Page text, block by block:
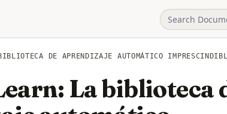
DE APRENDIZAJE AUTOMÁTICO
La biblioteca